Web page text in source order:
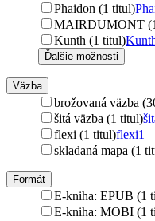
Phaidon (1 titul)
MAIRDUMONT
Kunth (1 titul)
Ďalšie možnosti
Väzba
brožovaná väzba
šitá väzba (1 titul)
flexi (1 titul)flexi1
skladaná mapa (1
Formát
E-kniha: EPUB (1
E-kniha: MOBI (1